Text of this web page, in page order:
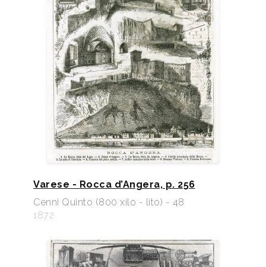
Varese - Rocca d’Angera, p. 256
Cenni Quinto (800 xilo - lito) - 48
1872